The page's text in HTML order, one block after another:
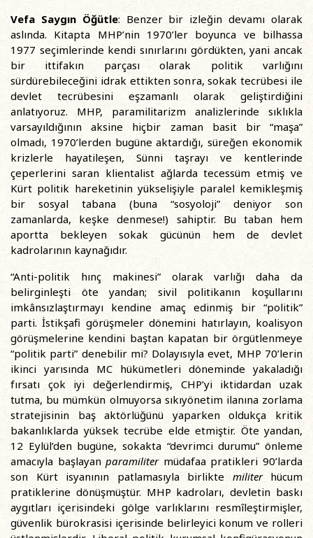
Vefa Saygın Öğütle: Benzer bir izleğin devamı olarak
aslında. Kitapta MHP’nin 1970’ler boyunca ve bilhassa
1977 seçimlerinde kendi sınırlarını gördükten, yani ancak
bir ittifakın parçası olarak politik varlığını
sürdürebileceğini idrak ettikten sonra, sokak tecrübesi ile
devlet tecrübesini eşzamanlı olarak geliştirdiğini
anlatıyoruz. MHP, paramilitarizm analizlerinde sıklıkla
varsayıldığının aksine hiçbir zaman basit bir “maşa”
olmadı, 1970’lerden bugüne aktardığı, süreğen ekonomik
krizlerle hayatileşen, Sünni taşrayı ve kentlerinde
çeperlerini saran klientalist ağlarda tecessüm etmiş ve
Kürt politik hareketinin yükselişiyle paralel kemikleşmiş
bir sosyal tabana (buna “sosyoloji” deniyor son
zamanlarda, keşke denmese!) sahiptir. Bu taban hem
aportta bekleyen sokak gücünün hem de devlet
kadrolarının kaynağıdır.
“Anti-politik hınç makinesi” olarak varlığı daha da
belirginleşti öte yandan; sivil politikanın koşullarını
imkânsızlaştırmayı kendine amaç edinmiş bir “politik”
parti. İstikşafi görüşmeler dönemini hatırlayın, koalisyon
görüşmelerine kendini baştan kapatan bir örgütlenmeye
“politik parti” denebilir mi? Dolayısıyla evet, MHP 70’lerin
ikinci yarısında MC hükümetleri döneminde yakaladığı
fırsatı çok iyi değerlendirmiş, CHP’yi iktidardan uzak
tutma, bu mümkün olmuyorsa sıkıyönetim ilanına zorlama
stratejisinin baş aktörlüğünü yaparken oldukça kritik
bakanlıklarda yüksek tecrübe elde etmiştir. Öte yandan,
12 Eylül’den bugüne, sokakta “devrimci durumu” önleme
amacıyla başlayanparamilitermüdafaa pratikleri 90’larda
son Kürt isyanının patlamasıyla birlikte militerhücum
pratiklerine dönüşmüştür. MHP kadroları, devletin baskı
aygıtları içerisindeki gölge varlıklarını resmîleştirmişler,
güvenlik bürokrasisi içerisinde belirleyici konum ve rolleri